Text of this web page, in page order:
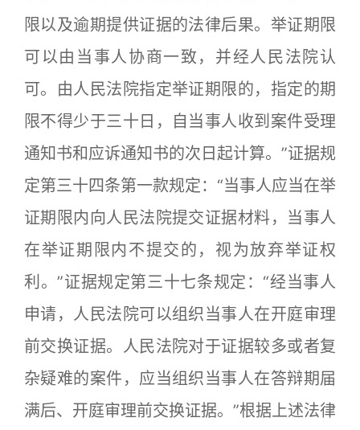
限以及逾期提供证据的法律后果。举证期限
可以由当事人协商一致，并经人民法院认
可。由人民法院指定举证期限的，指定的期
限不得少于三十日，自当事人收到案件受理
通知书和应诉通知书的次日起计算。”证据规
定第三十四条第一款规定：“当事人应当在举
证期限内向人民法院提交证据材料，当事人
在举证期限内不提交的，视为放弃举证权
利。”证据规定第三十七条规定：“经当事人
申请，人民法院可以组织当事人在开庭审理
前交换证据。人民法院对于证据较多或者复
杂疑难的案件，应当组织当事人在答辩期届
满后、开庭审理前交换证据。”根据上述法律